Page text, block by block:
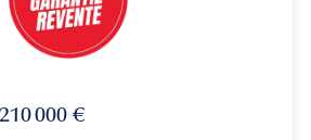
210 000 €